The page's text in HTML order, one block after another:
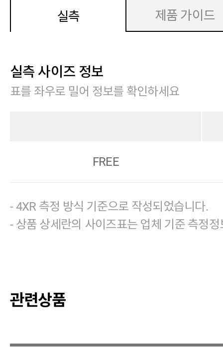
실측 제품 가이드
실측 사이즈 정보
표를 좌우로 밀어 정보를 확인하세요
FREE
- 4XR 측정 방식 기준으로 작성되었습니다.
- 상품 상세란의 사이즈표는 업체 기준 측정정
관련상품